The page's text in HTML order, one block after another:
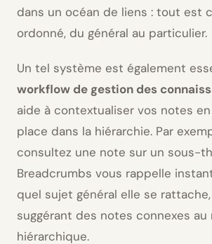
dans un océan de liens : tout est
ordonné, du général au particulier.
Un tel système est également
workflow de gestion des
aide à contextualiser vos notes
place dans la hiérarchie. Par
consultez une note sur un sous-
Breadcrumbs vous rappelle
quel sujet général elle se
suggérant des notes connexes au
hiérarchique.